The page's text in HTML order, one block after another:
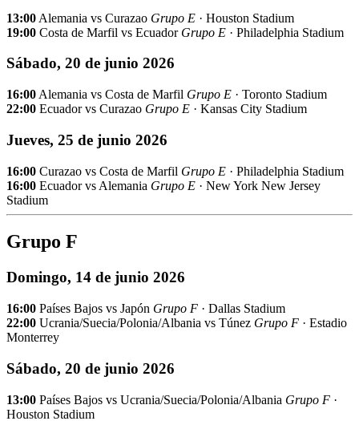
13:00 Alemania vs Curazao Grupo E · Houston Stadium
19:00 Costa de Marfil vs Ecuador Grupo E · Philadelphia Stadium
Sábado, 20 de junio 2026
16:00 Alemania vs Costa de Marfil Grupo E · Toronto Stadium
22:00 Ecuador vs Curazao Grupo E · Kansas City Stadium
Jueves, 25 de junio 2026
16:00 Curazao vs Costa de Marfil Grupo E · Philadelphia Stadium
16:00 Ecuador vs Alemania Grupo E · New York New Jersey
Stadium
Grupo F
Domingo, 14 de junio 2026
16:00 Países Bajos vs Japón Grupo F · Dallas Stadium
22:00 Ucrania/Suecia/Polonia/Albania vs Túnez Grupo F · Estadio
Monterrey
Sábado, 20 de junio 2026
13:00 Países Bajos vs Ucrania/Suecia/Polonia/Albania Grupo F ·
Houston Stadium